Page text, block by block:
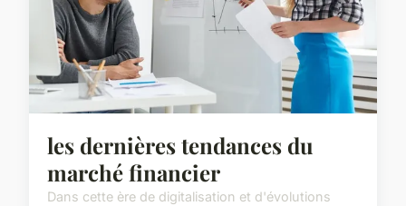
les dernières tendances du
marché financier
Dans cette ère de digitalisation et d'évolutions